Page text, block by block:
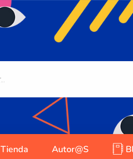
Tienda Autor@s